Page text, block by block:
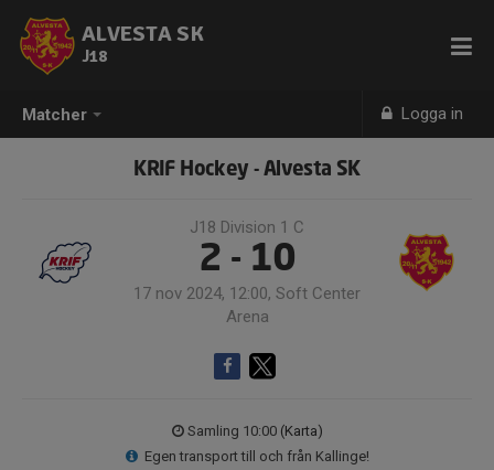
Matcher Logga in
ALVESTA SK
J18
KRIF Hockey - Alvesta SK
J18 Division 1 C
2 - 10
17 nov 2024, 12:00, Soft Center
Arena
Samling 10:00 (Karta)
Egen transport till och från Kallinge!